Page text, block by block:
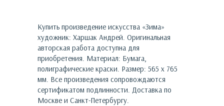
Купить произведение искусства «Зима»
художник: Харшак Андрей. Оригинальная
авторская работа доступна для
приобретения. Материал: Бумага,
полиграфические краски. Размер: 565 х 765
мм. Все произведения сопровождаются
сертификатом подлинности. Доставка по
Москве и Санкт-Петербургу.